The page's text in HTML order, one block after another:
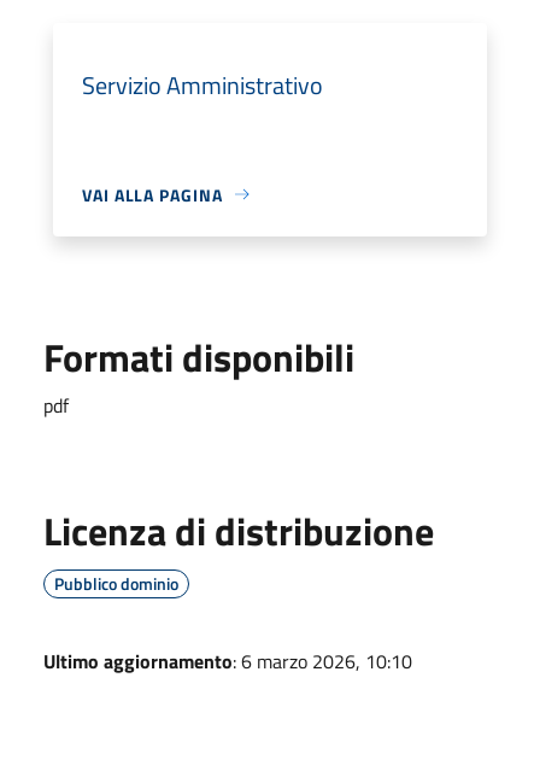
Servizio Amministrativo
VAI ALLA PAGINA
Formati disponibili
pdf
Licenza di distribuzione
Pubblico dominio
Ultimo aggiornamento: 6 marzo 2026, 10:10